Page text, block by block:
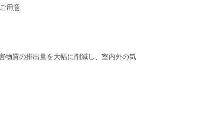
用意
物質の排出量を大幅に削減し、室内外の気